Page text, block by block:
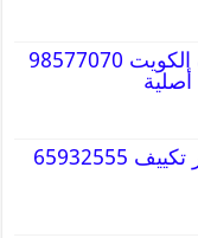
شركة سماعات سقف الكويت 98577070
قص خرسانه وفتح كور تكييف 65932555